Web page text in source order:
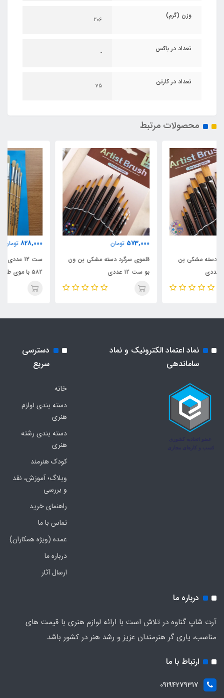
وزن (گرم) 206
تعداد در باکس -
تعداد در کارتن 75
محصولات مرتبط
قلموی سرگرد دسته مشکی پن ون
بو ست ۱۲ عددی
ست 12 عددی قلموی ماریس کد
نماد اعتماد الکترونیک و نماد
ساماندهی
دسترسی
سریع
خانه
دسته بندی لوازم
هنری
دسته بندی رشته
هنری
کودک هنرمند
وبلاگ؛ آموزش، نقد
و بررسی
راهنمای خرید
تماس با ما
عمده (ویژه همکاران)
درباره ما
ارسال آثار
درباره ما
آرت شاپ گناوه در تلاش است با ارائه لوازم هنری با قیمت های
مناسب، یاری گر هنرمندان عزیز و رشد هنر در کشور باشد.
ارتباط با ما
09194279317